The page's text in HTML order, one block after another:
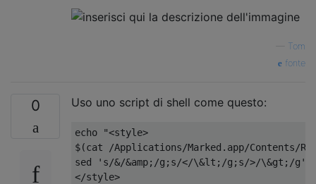
Tom
fonte
0 Uso uno script di shell come questo:
echo "<style>
$(cat /Applications/Marked.app/Contents/
sed 's/&/&amp;/g;s/</\&lt;/g;s/>/\&gt;/g')
</style>